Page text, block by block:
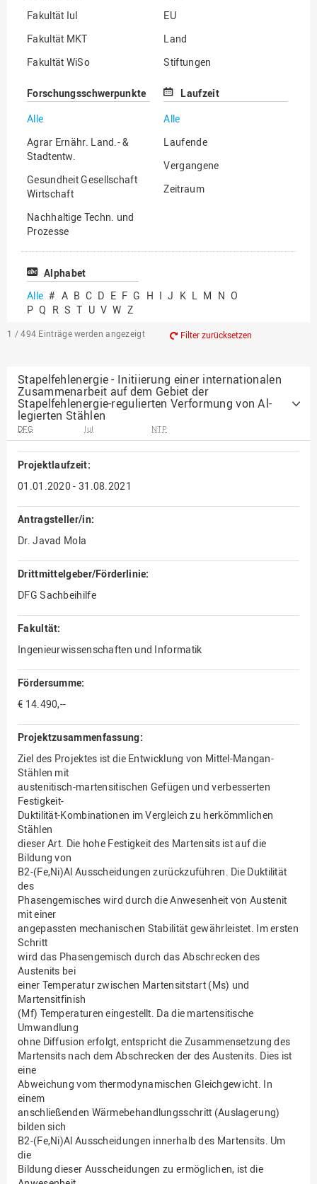
Fakultät IuI
Fakultät MKT
Fakultät WiSo
EU
Land
Stiftungen
Sonstige
Forschungsschwerpunkte
Alle
Agrar Ernähr. Land.- &
Stadtentw.
Gesundheit Gesellschaft
Wirtschaft
Nachhaltige Techn. und
Prozesse
Vielfältiges Forschen
Laufzeit
Alle
Laufende
Vergangene
Zeitraum
Alphabet
Alle # A B C D E F G H I J K L M N O
P Q R S T U V W Z
1 / 494 Einträge werden angezeigt Filter zurücksetzen
Stapelfehlenergie - Initiierung einer internationalen
Zusammenarbeit auf dem Gebiet der
Stapelfehlenergie-regulierten Verformung von Al-
legierten Stählen
DFG IuI NTP
Projektlaufzeit:
01.01.2020 - 31.08.2021
Antragsteller/in:
Dr. Javad Mola
Drittmittelgeber/Förderlinie:
DFG Sachbeihilfe
Fakultät:
Ingenieurwissenschaften und Informatik
Fördersumme:
€ 14.490,--
Projektzusammenfassung:
Ziel des Projektes ist die Entwicklung von Mittel-Mangan-
Stählen mit
austenitisch-martensitischen Gefügen und verbesserten
Festigkeit-
Duktilität-Kombinationen im Vergleich zu herkömmlichen
Stählen
dieser Art. Die hohe Festigkeit des Martensits ist auf die
Bildung von
B2-(Fe,Ni)Al Ausscheidungen zurückzuführen. Die Duktilität
des
Phasengemisches wird durch die Anwesenheit von Austenit
mit einer
angepassten mechanischen Stabilität gewährleistet. Im ersten
Schritt
wird das Phasengemisch durch das Abschrecken des
Austenits bei
einer Temperatur zwischen Martensitstart (Ms) und
Martensitfinish
(Mf) Temperaturen eingestellt. Da die martensitische
Umwandlung
ohne Diffusion erfolgt, entspricht die Zusammensetzung des
Martensits nach dem Abschrecken der des Austenits. Dies ist
eine
Abweichung vom thermodynamischen Gleichgewicht. In
einem
anschließenden Wärmebehandlungsschritt (Auslagerung)
bilden sich
B2-(Fe,Ni)Al Ausscheidungen innerhalb des Martensits. Um
die
Bildung dieser Ausscheidungen zu ermöglichen, ist die